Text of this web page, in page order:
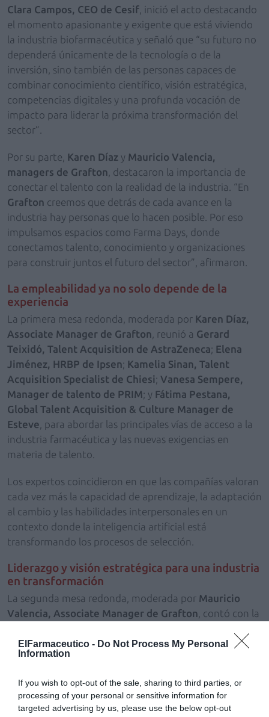
ElFarmaceutico - Do Not Process My Personal
Information
If you wish to opt-out of the sale, sharing to third parties, or
processing of your personal or sensitive information for
targeted advertising by us, please use the below opt-out
Clara Campos, CEO de Cesif , inició el acto destacando
el momento apasionante y exigente que está viviendo
la industria biofarmacéutica y señaló que “su futuro no
dependerá únicamente de la tecnología o de la
inversión, sino también de las personas capaces de
combinar conocimiento científico, visión estratégica,
competencias digitales y una profunda vocación de
impacto para liderar la próxima transformación del
sector”.
Por su parte, Karen Díaz y Mauricio Valencia,
managers de Grafton , destacaron la importancia de
conectar el talento con la realidad de la industria. “En
Grafton creemos que detrás de cada avance en la
industria hay personas que lo hacen posible. Por eso
impulsamos espacios como Farma Days, donde
conectamos talento, conocimiento y organizaciones
para construir juntos el futuro del sector”, afirmaron.
La empleabilidad ya no solo depende de la
experiencia
La primera mesa redonda, moderada por Karen Díaz,
Associate Manager de Grafton , reunió a Gerard
Teixidó, Talent Acquisition de AstraZeneca; Elena
Jiménez, HRBP de Ipsen; Kamelia Sinan, Talent
Acquisition Specialist de Chiesi; Vanesa Sempere,
Manager de talento de PRIM; y Fátima Pestana,
Global Talent Acquisition & Culture Manager de
Esteve , para abordar las principales vías de acceso a la
industria farmacéutica y las nuevas exigencias en
materia de talento.
Los expertos coincidieron en que las compañías valoran
cada vez más la capacidad de aprendizaje, la adaptación
al cambio y las habilidades interpersonales en un
contexto donde la inteligencia artificial está
transformando los procesos de selección.
Liderazgo y visión estratégica para una industria
en transformación
La segunda mesa redonda, moderada por Mauricio
Valencia, Associate Manager de Grafton , contó con la
Bayer;Marcin Kozaezewski, director médico de Leo
Pharma;Nacho Ferreiro, Talent Acquisition
Culture Sr Specialist de Mesoestetic; yElina Crespí,
Talent Acquisition Lead de AstraZeneca